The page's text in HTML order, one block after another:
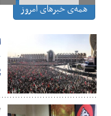
همه‌ی خبرهای امروز